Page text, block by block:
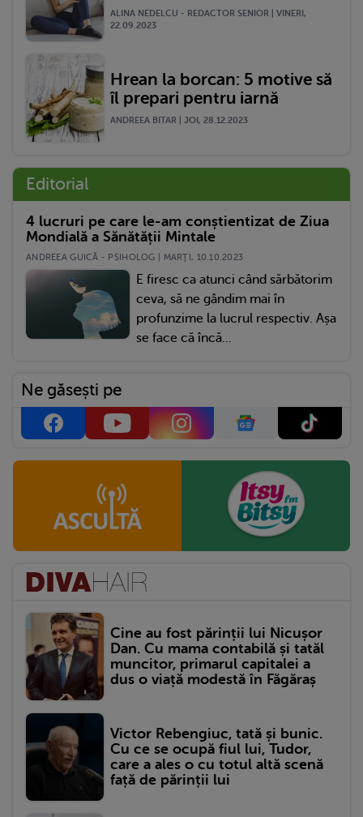
ALINA NEDELCU - REDACTOR SENIOR | VINERI,
22.09.2023
Hrean la borcan: 5 motive să
îl prepari pentru iarnă
ANDREEA BITAR | JOI, 28.12.2023
Editorial
4 lucruri pe care le-am conștientizat de Ziua
Mondială a Sănătății Mintale
ANDREEA GUICĂ - PSIHOLOG | MARŢI, 10.10.2023
E firesc ca atunci când sărbătorim
ceva, să ne gândim mai în
profunzime la lucrul respectiv. Așa
se face că încă...
Ne găsești pe
Cine au fost părinții lui Nicușor
Dan. Cu mama contabilă și tatăl
muncitor, primarul capitalei a
dus o viață modestă în Făgăraș
Victor Rebengiuc, tată și bunic.
Cu ce se ocupă fiul lui, Tudor,
care a ales o cu totul altă scenă
față de părinții lui